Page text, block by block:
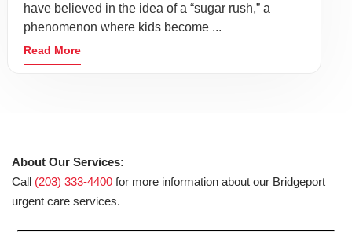
have believed in the idea of a “sugar rush,” a
phenomenon where kids become ...
Read More
About Our Services:
Call (203) 333-4400 for more information about our Bridgeport
urgent care services.